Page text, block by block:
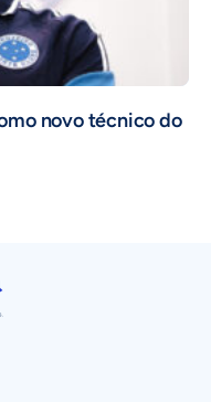
novo técnico do